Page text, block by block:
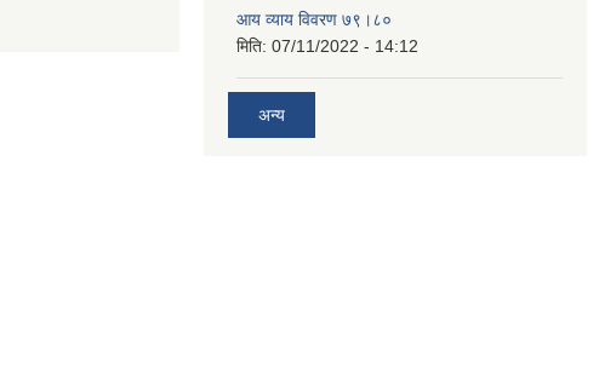
आय व्याय विवरण ७९।८०
मिति: 07/11/2022 - 14:12
अन्य